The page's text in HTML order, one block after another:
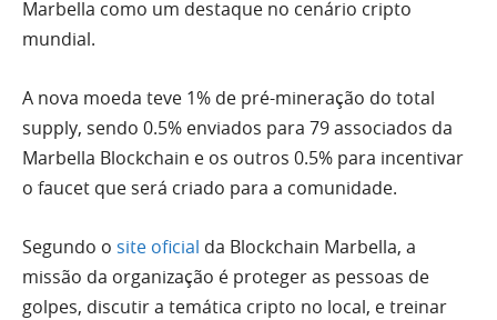
Marbella como um destaque no cenário cripto
mundial.
A nova moeda teve 1% de pré-mineração do total
supply, sendo 0.5% enviados para 79 associados da
Marbella Blockchain e os outros 0.5% para incentivar
o faucet que será criado para a comunidade.
Segundo o site oficial da Blockchain Marbella, a
missão da organização é proteger as pessoas de
golpes, discutir a temática cripto no local, e treinar